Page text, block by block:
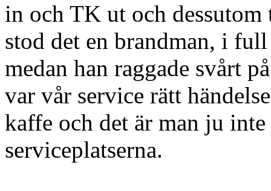
in och TK ut och dessutom
stod det en brandman, i
medan han raggade svårt
var vår service rätt
kaffe och det är man ju
serviceplatserna.